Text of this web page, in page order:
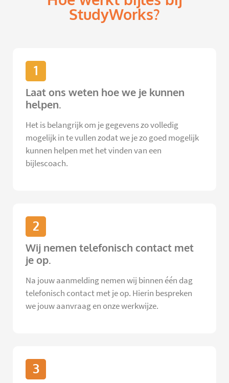
StudyWorks?
1
Laat ons weten hoe we je kunnen
helpen.
Het is belangrijk om je gegevens zo volledig
mogelijk in te vullen zodat we je zo goed mogelijk
kunnen helpen met het vinden van een
bijlescoach.
2
Wij nemen telefonisch contact met
je op.
Na jouw aanmelding nemen wij binnen één dag
telefonisch contact met je op. Hierin bespreken
we jouw aanvraag en onze werkwijze.
3